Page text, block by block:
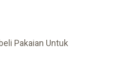
Pakaian Untuk